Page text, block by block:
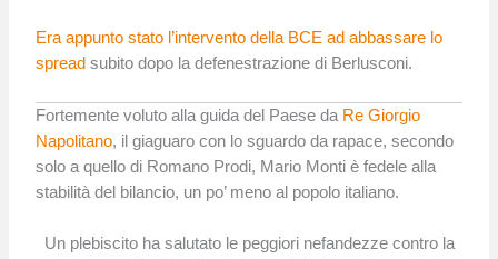
Era appunto stato l’intervento della BCE ad abbassare lo
spread subito dopo la defenestrazione di Berlusconi.
Fortemente voluto alla guida del Paese da Re Giorgio
Napolitano, il giaguaro con lo sguardo da rapace, secondo
solo a quello di Romano Prodi, Mario Monti è fedele alla
stabilità del bilancio, un po’ meno al popolo italiano.
Un plebiscito ha salutato le peggiori nefandezze contro la